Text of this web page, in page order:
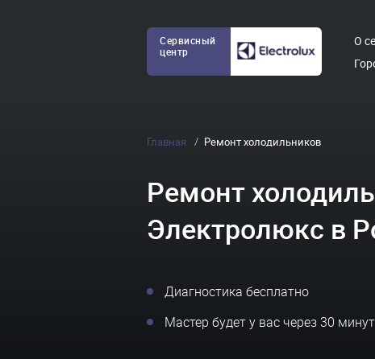
Сервисный
центр
О
Главная Ремонт холодильников
Ремонт
Электролюкс в
Диагностика бесплатно
Мастер будет у вас через 30 минут